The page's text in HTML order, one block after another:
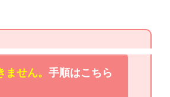
せん。 手順はこちら